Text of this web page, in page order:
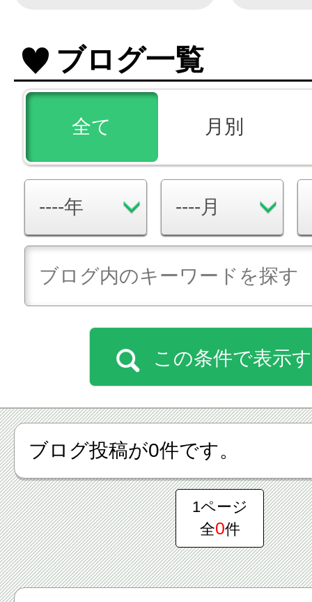
ブログ一覧
全て 月別
この条件で表示
ブログ投稿が0件です。
1ページ
全0件